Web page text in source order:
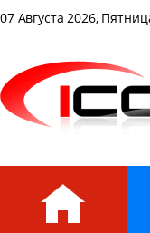
07 Августа 2026,